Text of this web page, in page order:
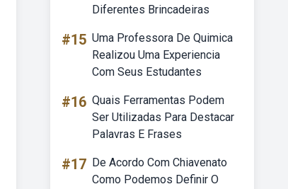
Diferentes Brincadeiras
#15 Uma Professora De Quimica
Realizou Uma Experiencia
Com Seus Estudantes
#16 Quais Ferramentas Podem
Ser Utilizadas Para Destacar
Palavras E Frases
#17 De Acordo Com Chiavenato
Como Podemos Definir O